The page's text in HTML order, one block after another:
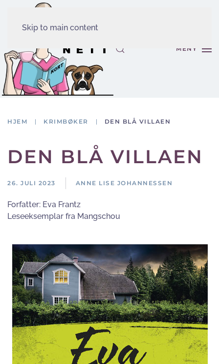
Skip to main content
MENY
HJEM KRIMBØKER DEN BLÅ VILLAEN
DEN BLÅ VILLAEN
26. JULI 2023 ANNE LISE JOHANNESSEN
Forfatter: Eva Frantz
Leseeksemplar fra Mangschou